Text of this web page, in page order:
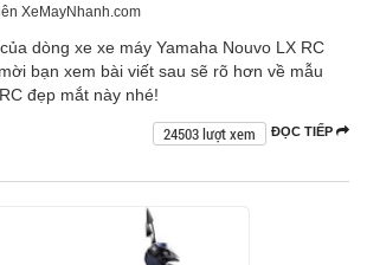
XeMayNhanh.com
dòng xe xe máy Yamaha Nouvo LX RC
bạn xem bài viết sau sẽ rõ hơn về mẫu
đẹp mắt này nhé!
ĐỌC TIẾP
24503 lượt xem